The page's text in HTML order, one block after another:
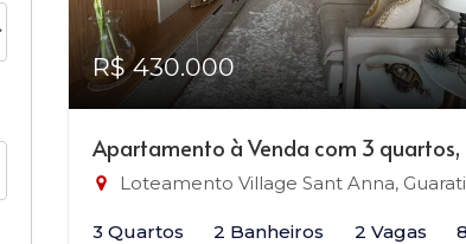
R$ 430.000
Apartamento à Venda com 3 quartos,
Loteamento Village Sant Anna,
3 Quartos 2 Banheiros 2 Vagas